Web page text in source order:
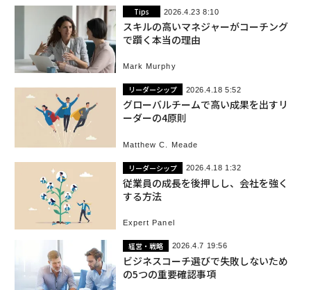
Tips 2026.4.23 8:10
スキルの高いマネジャーがコーチング
で躓く本当の理由
Mark Murphy
リーダーシップ 2026.4.18 5:52
グローバルチームで高い成果を出すリ
ーダーの4原則
Matthew C. Meade
リーダーシップ 2026.4.18 1:32
従業員の成長を後押しし、会社を強く
する方法
Expert Panel
経営・戦略 2026.4.7 19:56
ビジネスコーチ選びで失敗しないため
の5つの重要確認事項